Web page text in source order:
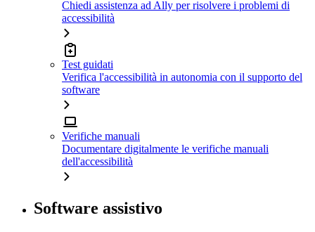
Chiedi assistenza ad Ally per risolvere i problemi di
accessibilità
Test guidati
Verifica l'accessibilità in autonomia con il supporto del
software
Verifiche manuali
Documentare digitalmente le verifiche manuali
dell'accessibilità
Software assistivo